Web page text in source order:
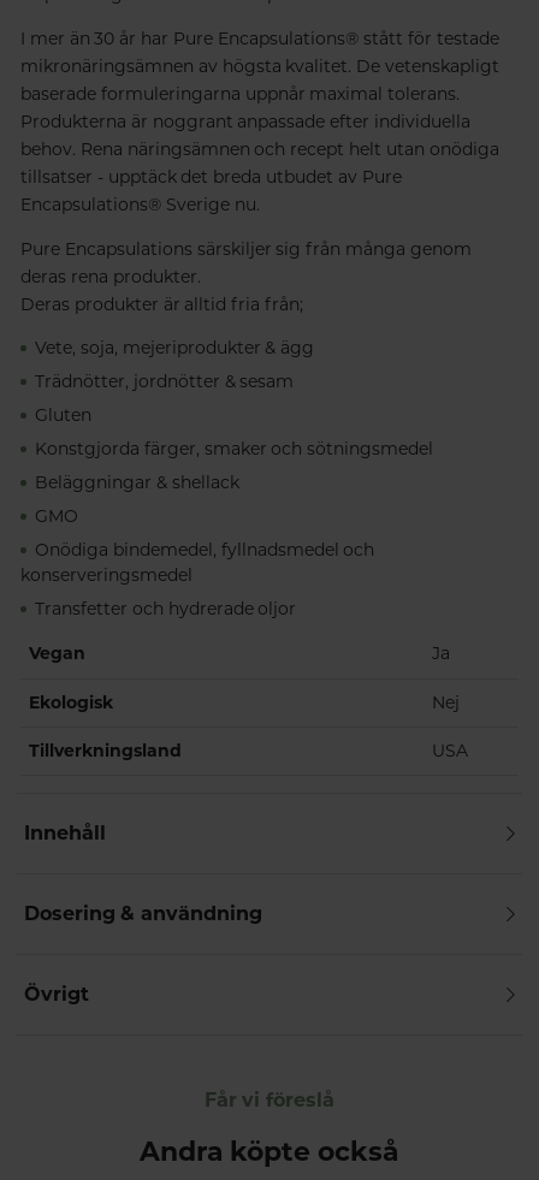
I mer än 30 år har Pure Encapsulations® stått för testade
mikronäringsämnen av högsta kvalitet. De vetenskapligt
baserade formuleringarna uppnår maximal tolerans.
Produkterna är noggrant anpassade efter individuella
behov. Rena näringsämnen och recept helt utan onödiga
tillsatser - upptäck det breda utbudet av Pure
Encapsulations® Sverige nu.
Pure Encapsulations särskiljer sig från många genom
deras rena produkter.
Deras produkter är alltid fria från;
Vete, soja, mejeriprodukter & ägg
Trädnötter, jordnötter & sesam
Gluten
Konstgjorda färger, smaker och sötningsmedel
Beläggningar & shellack
GMO
Onödiga bindemedel, fyllnadsmedel och
konserveringsmedel
Transfetter och hydrerade oljor
Vegan Ja
Ekologisk Nej
Tillverkningsland USA
Innehåll
Dosering & användning
Övrigt
Får vi föreslå
Andra köpte också